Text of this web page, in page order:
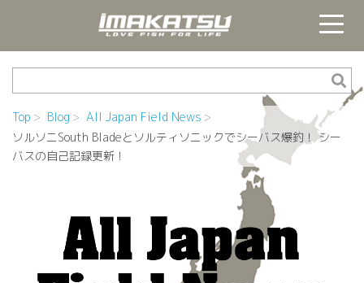
Top Blog
All Japan Field News
ソルソニSouth Bladeとソルティソニックでシーバス爆釣！ シー
バスの自己記録更新！